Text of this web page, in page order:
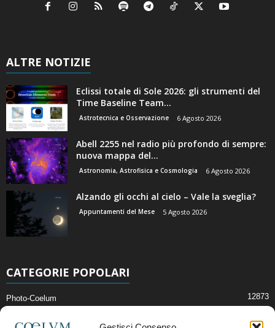
ALTRE NOTIZIE
Eclissi totale di Sole 2026: gli strumenti del
Time Baseline Team...
Astrotecnica e Osservazione 6 Agosto 2026
Abell 2255 nel radio più profondo di sempre:
nuova mappa del...
Astronomia, Astrofisica e Cosmologia 6 Agosto 2026
Alzando gli occhi al cielo – Vale la sveglia?
Appuntamenti del Mese 5 Agosto 2026
CATEGORIE POPOLARI
Photo-Coelum 12873